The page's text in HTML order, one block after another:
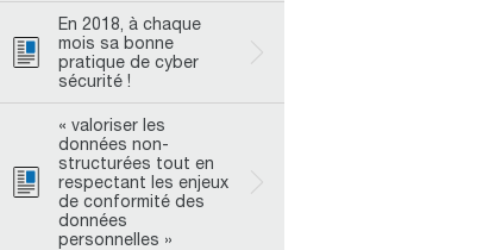
En 2018, à chaque
mois sa bonne
pratique de cyber
sécurité !
« valoriser les
données non-
structurées tout en
respectant les enjeux
de conformité des
données
personnelles »